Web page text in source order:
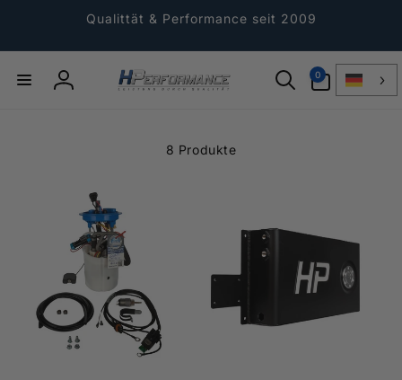
Qualittät & Performance seit 2009
Einloggen
0
Artikel
8 Produkte